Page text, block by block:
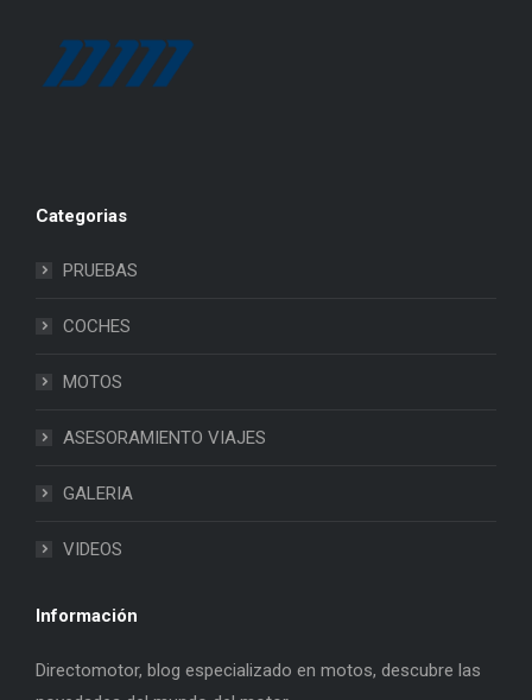
Categorias
PRUEBAS
COCHES
MOTOS
ASESORAMIENTO VIAJES
GALERIA
VIDEOS
Información
Directomotor, blog especializado en motos, descubre las